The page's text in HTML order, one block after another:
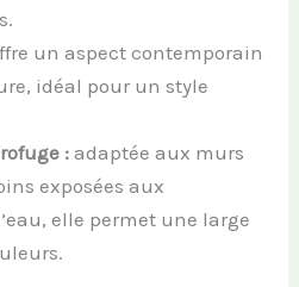
un aspect contemporain
idéal pour un style
: adaptée aux murs
exposées aux
elle permet une large